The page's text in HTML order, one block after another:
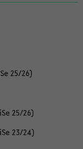
25/26)
25/26)
23/24)